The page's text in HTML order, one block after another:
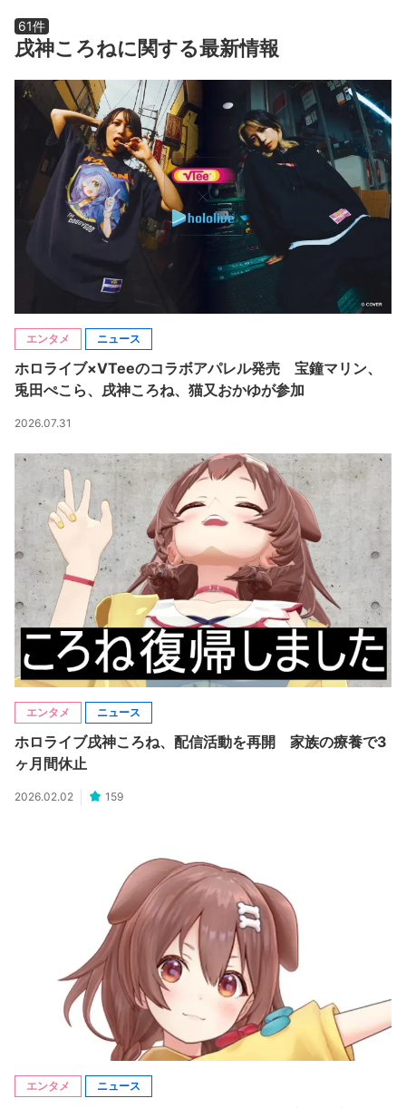
61件
戌神ころねに関する最新情報
エンタメ ニュース
ホロライブ×VTeeのコラボアパレル発売 宝鐘マリン、
兎田ぺこら、戌神ころね、猫又おかゆが参加
2026.07.31
エンタメ ニュース
ホロライブ戌神ころね、配信活動を再開 家族の療養で3
ヶ月間休止
2026.02.02 159
エンタメ ニュース